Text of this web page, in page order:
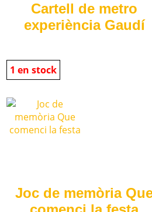
Cartell de metro
experiència Gaudí
1 en stock
Joc de memòria